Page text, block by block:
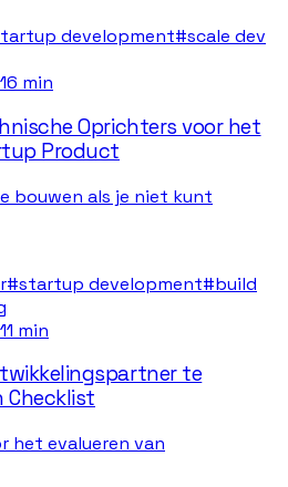
development#scale dev
16 min
Oprichters voor het
Product
bouwen als je niet kunt
#startup development#build
11 min
te
Checklist
het evalueren van